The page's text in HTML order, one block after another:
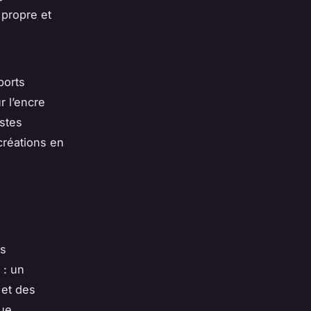
et
l’encre
en
: un
des